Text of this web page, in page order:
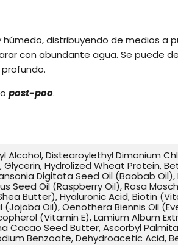
distribuyendo de medios a
con abundante agua. Se puede
o post-poo.
Distearoylethyl Dimonium
Hydrolized Wheat Protein,
Digitata Seed Oil (Baobab
Seed Oil (Raspberry Oil), Rosa
Butter), Hyaluronic Acid, Biotin
Oil), Oenothera Biennis Oil
(Vitamin E), Lamium Album
Cacao Seed Butter, Ascorbyl
Benzoate, Dehydroacetic Acid,